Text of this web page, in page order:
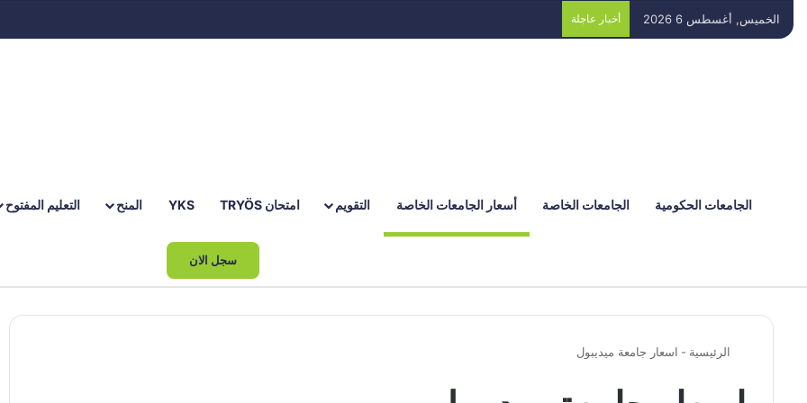
الخميس, أغسطس 6 2026 أخبار عاجلة
الجامعات الحكومية الجامعات الخاصة أسعار الجامعات الخاصة التقويم امتحان TRYÖS YKS المنح التعليم المفتوح
سجل الان
الرئيسية - اسعار جامعة ميديبول